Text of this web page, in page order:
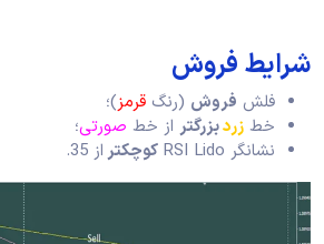
شرایط فروش
فلش فروش (رنگ قرمز)؛
خط زردبزرگتر از خط صورتی؛
نشانگر RSI Lido
کوچکتراز 35.